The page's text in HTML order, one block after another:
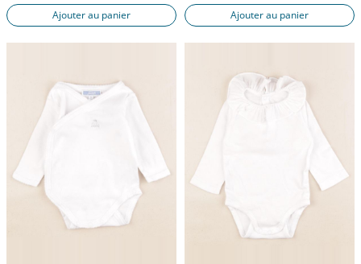
Ajouter au panier Ajouter au panier